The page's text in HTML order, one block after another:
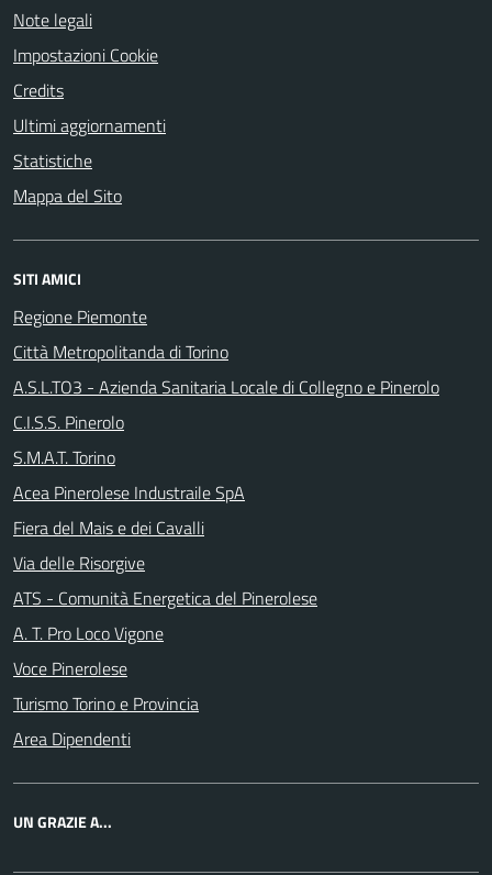
Note legali
Impostazioni Cookie
Credits
Ultimi aggiornamenti
Statistiche
Mappa del Sito
SITI AMICI
Regione Piemonte
Città Metropolitanda di Torino
A.S.L.TO3 - Azienda Sanitaria Locale di Collegno e Pinerolo
C.I.S.S. Pinerolo
S.M.A.T. Torino
Acea Pinerolese Industraile SpA
Fiera del Mais e dei Cavalli
Via delle Risorgive
ATS - Comunità Energetica del Pinerolese
A. T. Pro Loco Vigone
Voce Pinerolese
Turismo Torino e Provincia
Area Dipendenti
UN GRAZIE A...